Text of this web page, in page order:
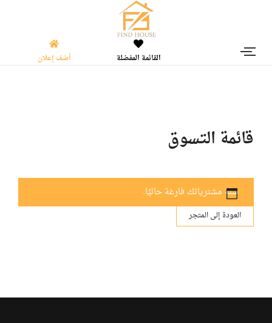
القائمة المفضلة أضف إعلان
قائمة التسوق
سلة مشترياتك فارغة حاليًا.
العودة إلى المتجر